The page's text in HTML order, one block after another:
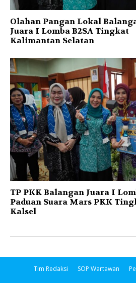
Olahan Pangan Lokal
Juara I Lomba B2SA Tingkat
Kalimantan Selatan
TP PKK Balangan Juara I
Paduan Suara Mars PKK
Kalsel
Tim Redaksi SOP Wartawan